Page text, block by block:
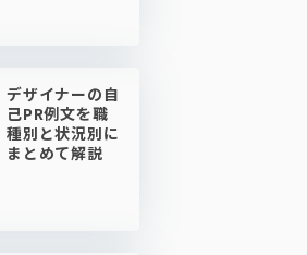
デザイナーの自
己PR例文を職
種別と状況別に
まとめて解説